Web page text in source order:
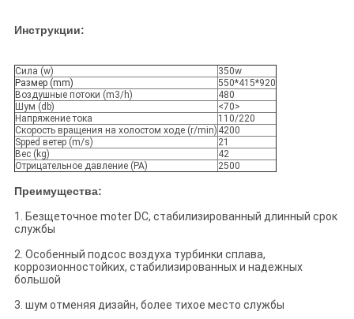
Инструкции:
Сила (w)
350w
Размер (mm)
550*415*920
Воздушные потоки (m3/h)
480
Шум (db)
<70>
Напряжение тока
110/220
Скорость вращения на холостом ходе (r/min) 4200
Spped ветер (m/s)
21
Вес (kg)
42
Отрицательное давление (PA)
2500
Преимущества:
1. Безщеточное moter DC, стабилизированный длинный срок
службы
2. Особенный подсос воздуха турбинки сплава,
коррозионностойких, стабилизированных и надежных
большой
3. шум отменяя дизайн, более тихое место службы